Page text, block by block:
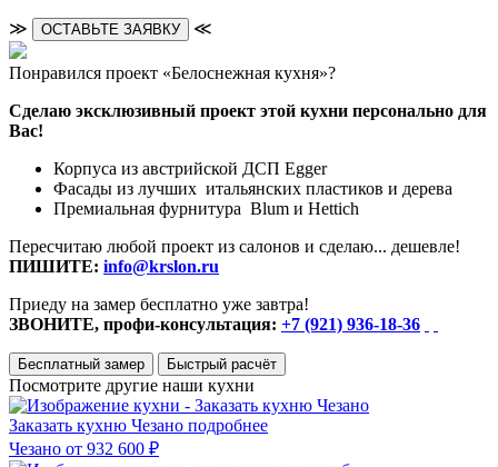
≫ ОСТАВЬТЕ ЗАЯВКУ ≪
Понравился проект «Белоснежная кухня»?
Сделаю эксклюзивный проект этой кухни персонально для
Вас!
Корпуса из австрийской ДСП Egger
Фасады из лучших итальянских пластиков и дерева
Премиальная фурнитура Blum и Hettich
Пересчитаю любой проект из салонов и сделаю... дешевле!
ПИШИТЕ: info@krslon.ru
Приеду на замер бесплатно уже завтра!
ЗВОНИТЕ, профи-консультация: +7 (921) 936-18-36
Бесплатный замер Быстрый расчёт
Посмотрите другие наши кухни
Заказать кухню Чезано подробнее
Чезано от 932 600 ₽